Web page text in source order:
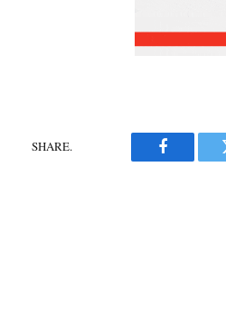
SHARE.
Facebook